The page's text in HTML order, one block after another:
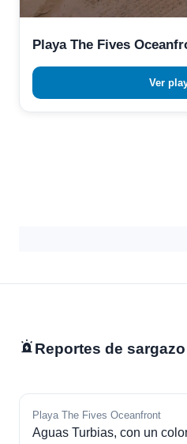
Playa The Fives
Ver
Reportes de
Playa The Fives Oceanfront
Aguas Turbias, con un